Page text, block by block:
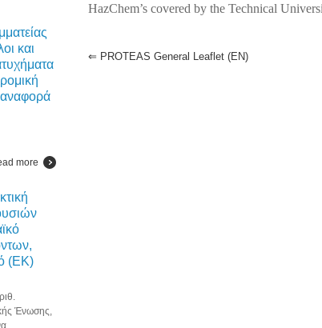
HazChem’s covered by the Technical
⇐ PROTEAS General Leaflet (EN)
και
αναφορά
more
(ΕΚ)
Ένωσης,